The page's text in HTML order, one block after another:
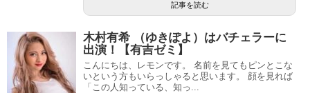
記事を読む
木村有希 （ゆきぽよ）はバチェラーに
出演！【有吉ゼミ】
こんにちは、レモンです。 名前を見てもピンとこな
いという方もいらっしゃると思います。 顔を見れば
「この人知っている、知っ...